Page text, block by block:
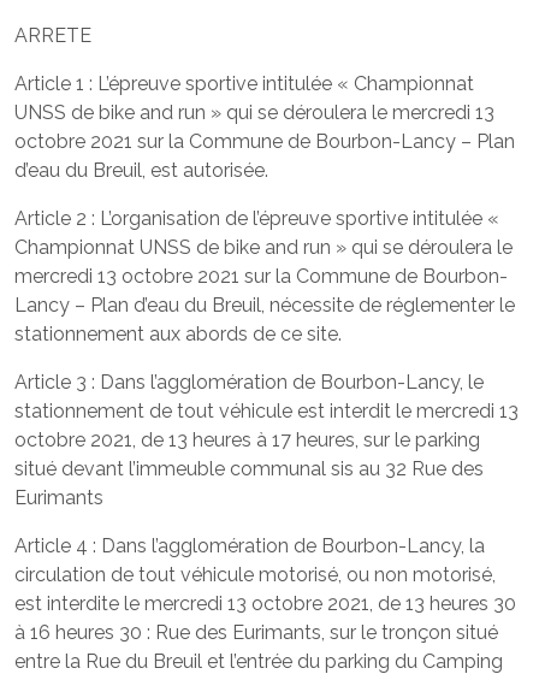
ARRETE
Article 1 : L’épreuve sportive intitulée « Championnat
UNSS de bike and run » qui se déroulera le mercredi 13
octobre 2021 sur la Commune de Bourbon-Lancy – Plan
d’eau du Breuil, est autorisée.
Article 2 : L’organisation de l’épreuve sportive intitulée «
Championnat UNSS de bike and run » qui se déroulera le
mercredi 13 octobre 2021 sur la Commune de Bourbon-
Lancy – Plan d’eau du Breuil, nécessite de réglementer le
stationnement aux abords de ce site.
Article 3 : Dans l’agglomération de Bourbon-Lancy, le
stationnement de tout véhicule est interdit le mercredi 13
octobre 2021, de 13 heures à 17 heures, sur le parking
situé devant l’immeuble communal sis au 32 Rue des
Eurimants
Article 4 : Dans l’agglomération de Bourbon-Lancy, la
circulation de tout véhicule motorisé, ou non motorisé,
est interdite le mercredi 13 octobre 2021, de 13 heures 30
à 16 heures 30 : Rue des Eurimants, sur le tronçon situé
entre la Rue du Breuil et l’entrée du parking du Camping